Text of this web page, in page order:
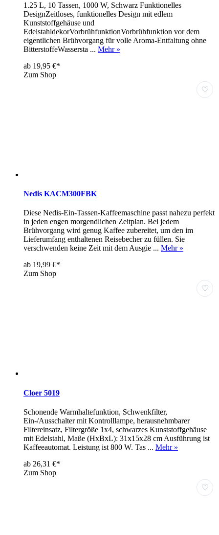
1.25 L, 10 Tassen, 1000 W, Schwarz Funktionelles
DesignZeitloses, funktionelles Design mit edlem
Kunststoffgehäuse und
EdelstahldekorVorbrühfunktionVorbrühfunktion vor dem
eigentlichen Brühvorgang für volle Aroma-Entfaltung ohne
BitterstoffeWassersta ... Mehr »
ab 19,95 €*
Zum Shop
♡
Nedis KACM300FBK
Diese Nedis-Ein-Tassen-Kaffeemaschine passt nahezu perfekt
in jeden engen morgendlichen Zeitplan. Bei jedem
Brühvorgang wird genug Kaffee zubereitet, um den im
Lieferumfang enthaltenen Reisebecher zu füllen. Sie
verschwenden keine Zeit mit dem Ausgie ... Mehr »
ab 19,99 €*
Zum Shop
♡
Cloer 5019
Schonende Warmhaltefunktion, Schwenkfilter,
Ein-/Ausschalter mit Kontrolllampe, herausnehmbarer
Filtereinsatz, Filtergröße 1x4, schwarzes Kunststoffgehäuse
mit Edelstahl, Maße (HxBxL): 31x15x28 cm Ausführung ist
Kaffeeautomat. Leistung ist 800 W. Tas ... Mehr »
ab 26,31 €*
Zum Shop
♡